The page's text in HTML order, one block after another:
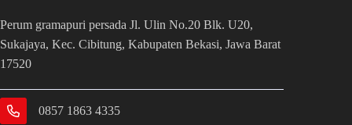
Perum gramapuri persada Jl. Ulin No.20 Blk. U20,
Sukajaya, Kec. Cibitung, Kabupaten Bekasi, Jawa Barat
17520
0857 1863 4335